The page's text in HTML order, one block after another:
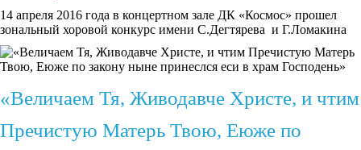
14 апреля 2016 года в концертном зале ДК «Космос» прошел
зональный хоровой конкурс имени С.Дегтярева и Г.Ломакина
«Величаем Тя, Живодавче Христе, и чтим
Пречистую Матерь Твою, Еюже по